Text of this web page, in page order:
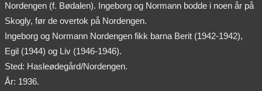
Nordengen (f. Bødalen). Ingeborg og Normann bodde i noen år på
Skogly, før de overtok på Nordengen.
Ingeborg og Normann Nordengen fikk barna Berit (1942-1942),
Egil (1944) og Liv (1946-1946).
Sted: Hasleødegård/Nordengen.
År: 1936.